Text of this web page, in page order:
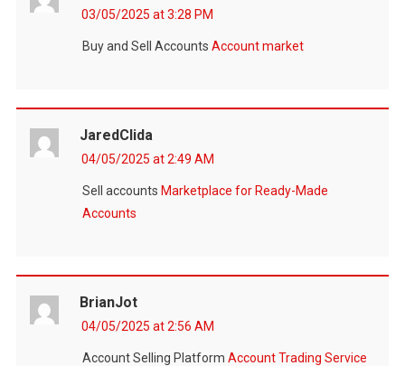
03/05/2025 at 3:28 PM
Buy and Sell Accounts Account market
JaredClida
04/05/2025 at 2:49 AM
Sell accounts Marketplace for Ready-Made
Accounts
BrianJot
04/05/2025 at 2:56 AM
Account Selling Platform Account Trading Service